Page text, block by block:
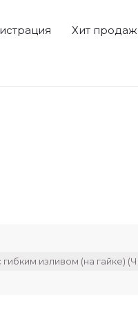
Хит продаж
гибким изливом (на гайке)